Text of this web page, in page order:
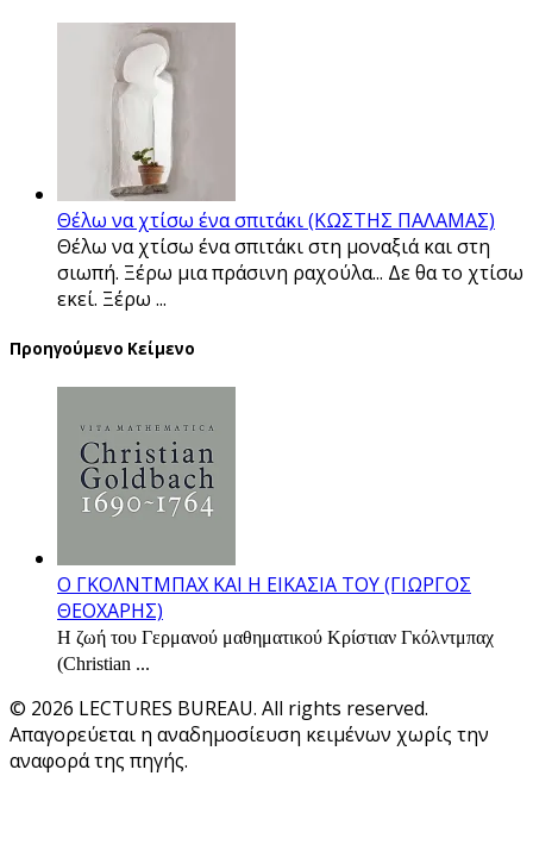
Θέλω να χτίσω ένα σπιτάκι (ΚΩΣΤΗΣ ΠΑΛΑΜΑΣ)
Θέλω να χτίσω ένα σπιτάκι στη μοναξιά και στη
σιωπή. Ξέρω μια πράσινη ραχούλα... Δε θα το χτίσω
εκεί. Ξέρω ...
Προηγούμενο Κείμενο
Ο ΓΚΟΛΝΤΜΠΑΧ ΚΑΙ Η ΕΙΚΑΣΙΑ ΤΟΥ (ΓΙΩΡΓΟΣ
ΘΕΟΧΑΡΗΣ)
Η ζωή του Γερμανού μαθηματικού Κρίστιαν Γκόλντμπαχ
(Christian ...
© 2026 LECTURES BUREAU. All rights reserved.
Απαγορεύεται η αναδημοσίευση κειμένων χωρίς την
αναφορά της πηγής.